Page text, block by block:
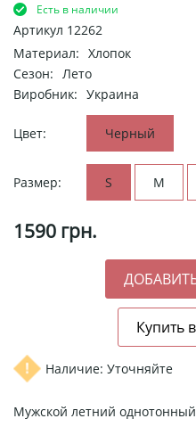
Есть в наличии
Артикул 12262
Материал: Хлопок
Сезон: Лето
Виробник: Украина
Цвет: Черный
Размер: S M
1590 грн.
Наличие: Уточняйте
Мужской летний